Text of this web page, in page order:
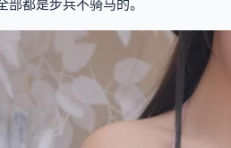
都是步兵不骑马的。